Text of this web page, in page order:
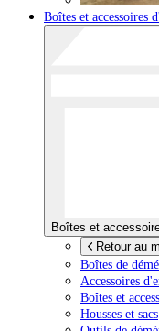
Boîtes et accessoires
Boîtes et
Retour au
Boîtes de
Accessoires
Boîtes et
Housses et sacs